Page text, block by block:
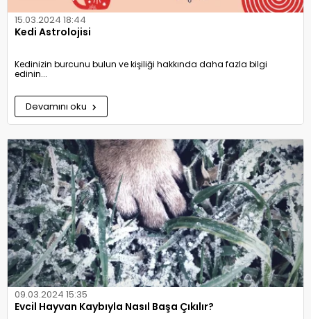
15.03.2024 18:44
Kedi Astrolojisi
Kedinizin burcunu bulun ve kişiliği hakkında daha fazla bilgi
edinin...
Devamını oku
09.03.2024 15:35
Evcil Hayvan Kaybıyla Nasıl Başa Çıkılır?